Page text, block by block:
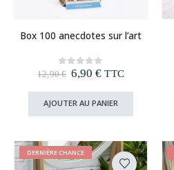
produit
Box 100 anecdotes sur l’art
0out of 5
12,90€ Le
initial
était :
12,90 €.
6,90€Le
actuel
est :
6,90 €.
TTC
AJOUTER AU PANIER
DERNIÈRE CHANCE